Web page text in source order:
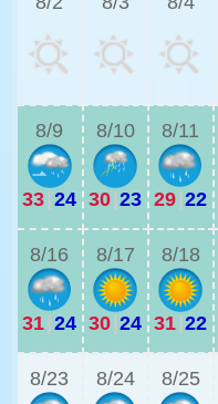
8/9
33 24
8/10
30 23
8/11
29 22
8/16
31 24
8/17
30 24
8/18
31 22
8/23 8/24 8/25